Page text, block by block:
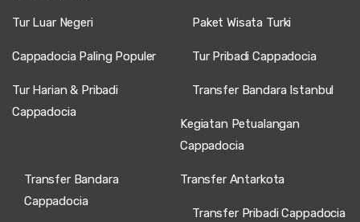
Tur Luar Negeri Paket Wisata Turki
Cappadocia Paling Populer Tur Pribadi Cappadocia
Tur Harian & Pribadi
Cappadocia
Transfer Bandara Istanbul
Kegiatan Petualangan
Cappadocia
Transfer Bandara
Cappadocia
Transfer Antarkota
Transfer Pribadi Cappadocia